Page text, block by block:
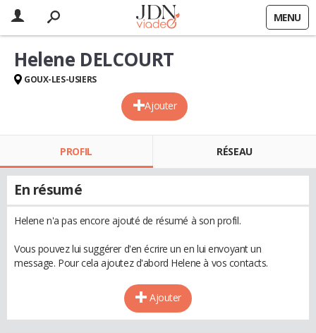
MENU
Ajouter
Helene DELCOURT
GOUX-LES-USIERS
PROFIL RÉSEAU
En résumé
Helene n'a pas encore ajouté de résumé à son profil.
Vous pouvez lui suggérer d'en écrire un en lui envoyant un
message. Pour cela ajoutez d'abord Helene à vos contacts.
Ajouter